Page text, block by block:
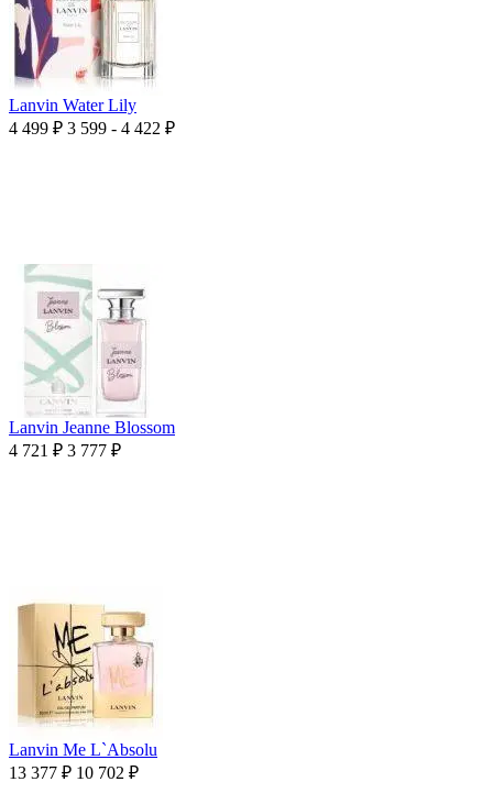
Lanvin Water Lily
4 499 ₽ 3 599 - 4 422 ₽
Lanvin Jeanne Blossom
4 721 ₽ 3 777 ₽
Lanvin Me L`Absolu
13 377 ₽ 10 702 ₽